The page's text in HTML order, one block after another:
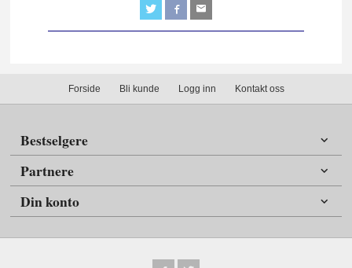
Forside Bli kunde Logg inn Kontakt oss
Bestselgere
Partnere
Din konto